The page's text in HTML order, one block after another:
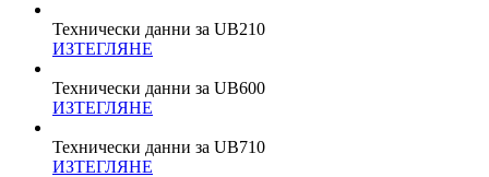
Технически данни за UB210
ИЗТЕГЛЯНЕ
Технически данни за UB600
ИЗТЕГЛЯНЕ
Технически данни за UB710
ИЗТЕГЛЯНЕ